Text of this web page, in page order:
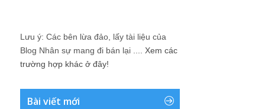
Lưu ý: Các bên lừa đảo, lấy tài liệu của
Blog Nhân sự mang đi bán lại .... Xem các
trường hợp khác ở đây!
Bài viết mới